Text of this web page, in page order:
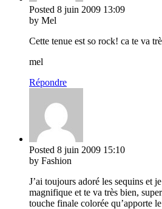
Posted 8 juin 2009 13:09
by Mel
Cette tenue est so rock! ca te va
mel
Répondre
Posted 8 juin 2009 15:10
by Fashion
J’ai toujours adoré les sequins et
magnifique et te va très bien,
touche finale colorée qu’apporte